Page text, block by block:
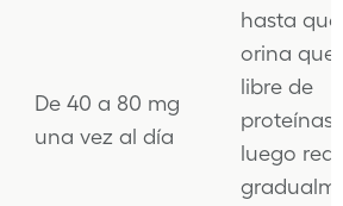
De 40 a 80 mg
una vez al día
hasta
orina
libre de
proteínas,
luego